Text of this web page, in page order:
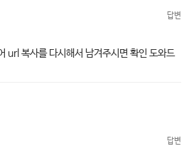
답변
url 복사를 다시해서 남겨주시면 확인 도와드
답변